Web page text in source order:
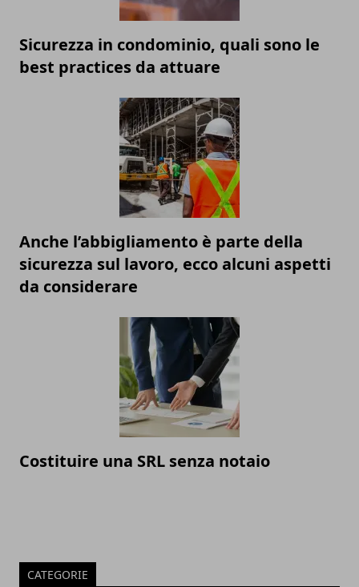
Sicurezza in condominio, quali sono le
best practices da attuare
Anche l’abbigliamento è parte della
sicurezza sul lavoro, ecco alcuni aspetti
da considerare
Costituire una SRL senza notaio
CATEGORIE